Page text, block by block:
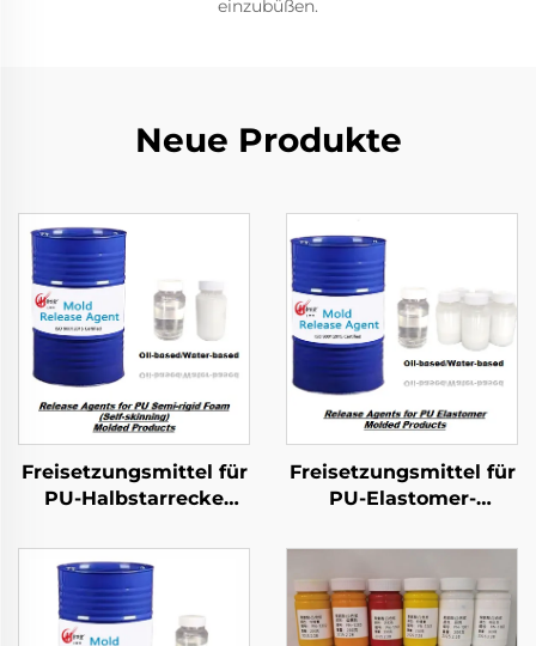
einzubüßen.
Neue Produkte
Freisetzungsmittel für
PU-Halbstarrecke
Produkte
Freisetzungsmittel für
PU-Elastomer-